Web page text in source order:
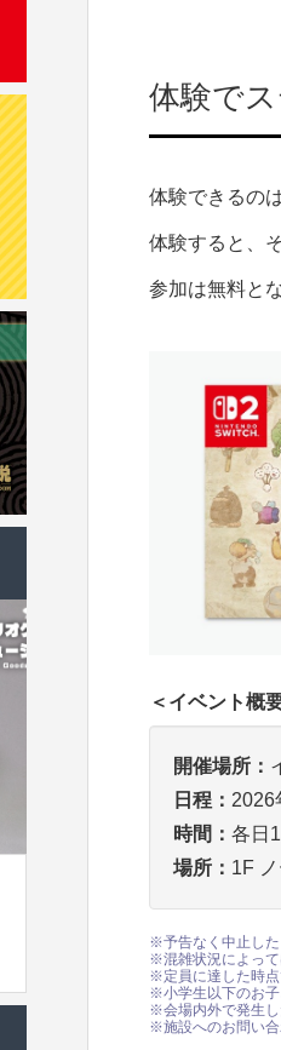
体験で
体験できるの
体験すると、
参加は無料と
＜イベント概
開催場所：
日程： 2026
時間： 各日
場所： 1F
※予告なく中止し
※混雑状況によって
※定員に達した時点
※小学生以下のお子
※会場内外で発生し
※施設へのお問い合